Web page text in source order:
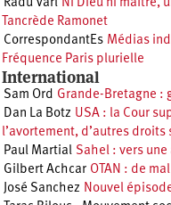
Radu Varl Ni Dieu ni maître,
Tancrède Ramonet
CorrespondantEs Médias
Fréquence Paris plurielle
International
Sam Ord Grande-Bretagne :
Dan La Botz USA : la Cour
l’avortement, d’autres droits
Paul Martial Sahel : vers
Gilbert Achcar OTAN : de
José Sanchez Nouvel